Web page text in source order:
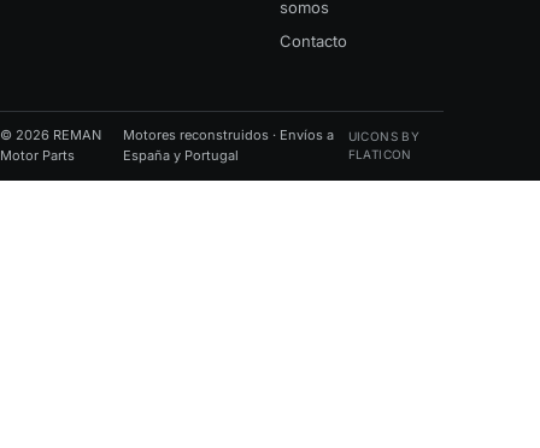
somos
Contacto
© 2026 REMAN
Motor Parts
Motores reconstruidos · Envíos a
España y Portugal
UICONS BY
FLATICON